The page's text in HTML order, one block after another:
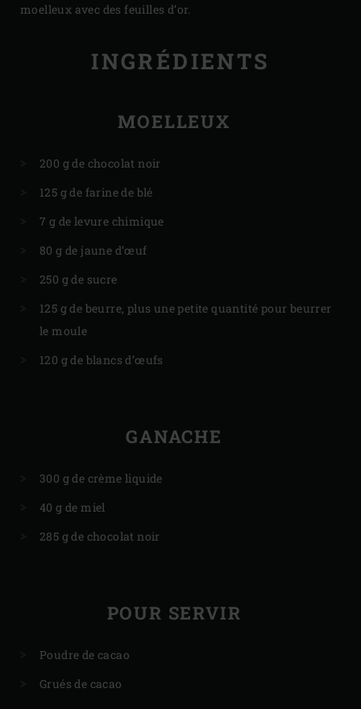
moelleux avec des feuilles d’or.
INGRÉDIENTS
MOELLEUX
200 g de chocolat noir
125 g de farine de blé
7 g de levure chimique
80 g de jaune d’œuf
250 g de sucre
125 g de beurre, plus une petite quantité pour beurrer
le moule
120 g de blancs d’œufs
GANACHE
300 g de crème liquide
40 g de miel
285 g de chocolat noir
POUR SERVIR
Poudre de cacao
Grués de cacao